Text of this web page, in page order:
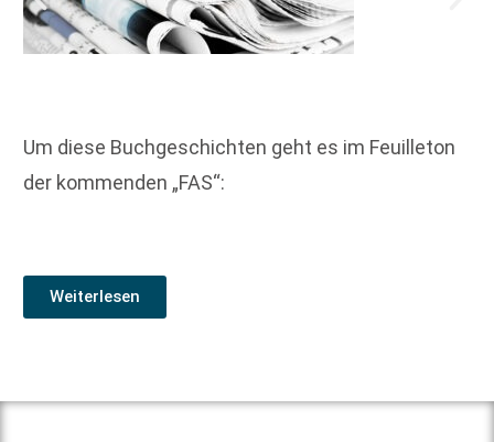
Um diese Buchgeschichten geht es im Feuilleton
der kommenden „FAS“:
Weiterlesen